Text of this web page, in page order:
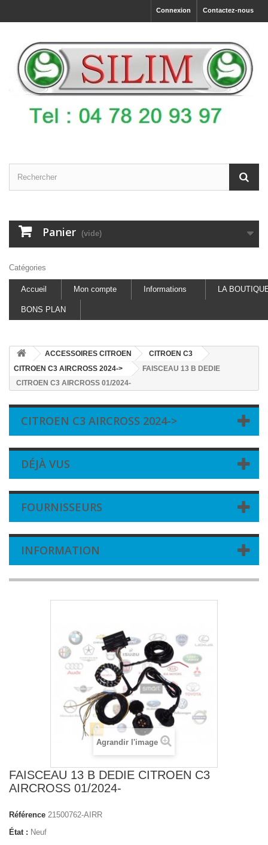
Contactez-nous
Connexion
Panier (vide)
Catégories
Accueil Mon compte Informations LA
BONS PLAN
ACCESSOIRES CITROEN
CITROEN C3
CITROEN C3 AIRCROSS 2024->
FAISCEAU 13 B DEDIE
CITROEN C3 AIRCROSS 01/2024-
CITROEN C3 AIRCROSS 2024->
DÉJÀ VUS
FOURNISSEURS
INFORMATION
Agrandir l'image
FAISCEAU 13 B DEDIE CITROEN C3
AIRCROSS 01/2024-
Référence 21500762-AIRR
État : Neuf